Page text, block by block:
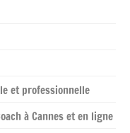
et professionnelle
à Cannes et en ligne